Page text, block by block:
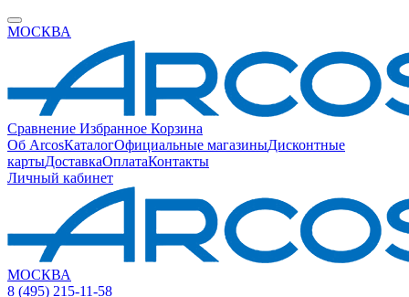
МОСКВА
Сравнение Избранное Корзина
Об ArcosКаталогОфициальные магазиныДисконтные
картыДоставкаОплатаКонтакты
Личный кабинет
МОСКВА
8 (495) 215-11-58